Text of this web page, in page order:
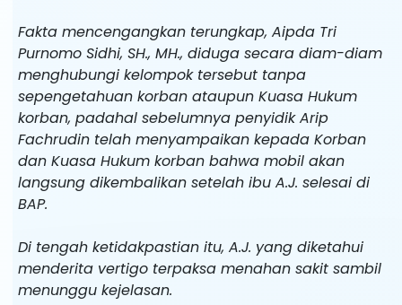
Fakta mencengangkan terungkap, Aipda Tri
Purnomo Sidhi, SH., MH., diduga secara diam-diam
menghubungi kelompok tersebut tanpa
sepengetahuan korban ataupun Kuasa Hukum
korban, padahal sebelumnya penyidik Arip
Fachrudin telah menyampaikan kepada Korban
dan Kuasa Hukum korban bahwa mobil akan
langsung dikembalikan setelah ibu A.J. selesai di
BAP.
Di tengah ketidakpastian itu, A.J. yang diketahui
menderita vertigo terpaksa menahan sakit sambil
menunggu kejelasan.